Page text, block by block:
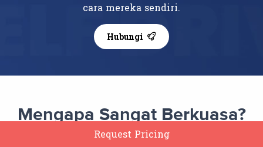
cara mereka sendiri.
Hubungi
Mengapa Sangat Berkuasa?
Adalah lebih baik untuk melabur dalam
Request Pricing